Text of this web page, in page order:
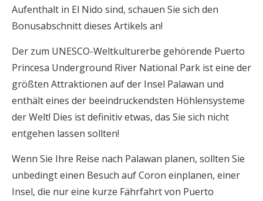
Aufenthalt in El Nido sind, schauen Sie sich den
Bonusabschnitt dieses Artikels an!
Der zum UNESCO-Weltkulturerbe gehörende Puerto
Princesa Underground River National Park ist eine der
größten Attraktionen auf der Insel Palawan und
enthält eines der beeindruckendsten Höhlensysteme
der Welt! Dies ist definitiv etwas, das Sie sich nicht
entgehen lassen sollten!
Wenn Sie Ihre Reise nach Palawan planen, sollten Sie
unbedingt einen Besuch auf Coron einplanen, einer
Insel, die nur eine kurze Fährfahrt von Puerto